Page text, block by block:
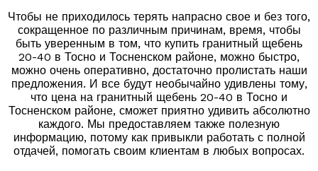
Чтобы не приходилось терять напрасно свое и без того,
сокращенное по различным причинам, время, чтобы
быть уверенным в том, что купить гранитный щебень
20-40 в Тосно и Тосненском районе, можно быстро,
можно очень оперативно, достаточно пролистать наши
предложения. И все будут необычайно удивлены тому,
что цена на гранитный щебень 20-40 в Тосно и
Тосненском районе, сможет приятно удивить абсолютно
каждого. Мы предоставляем также полезную
информацию, потому как привыкли работать с полной
отдачей, помогать своим клиентам в любых вопросах.